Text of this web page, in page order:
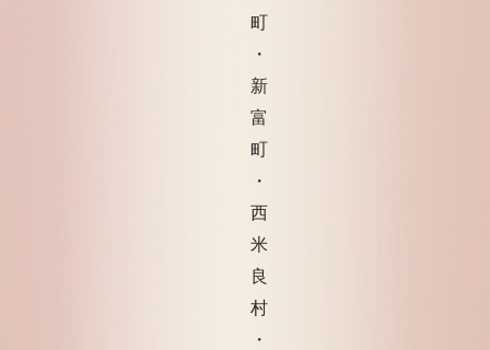
町
・
新
富
町
・
西
米
良
村
・